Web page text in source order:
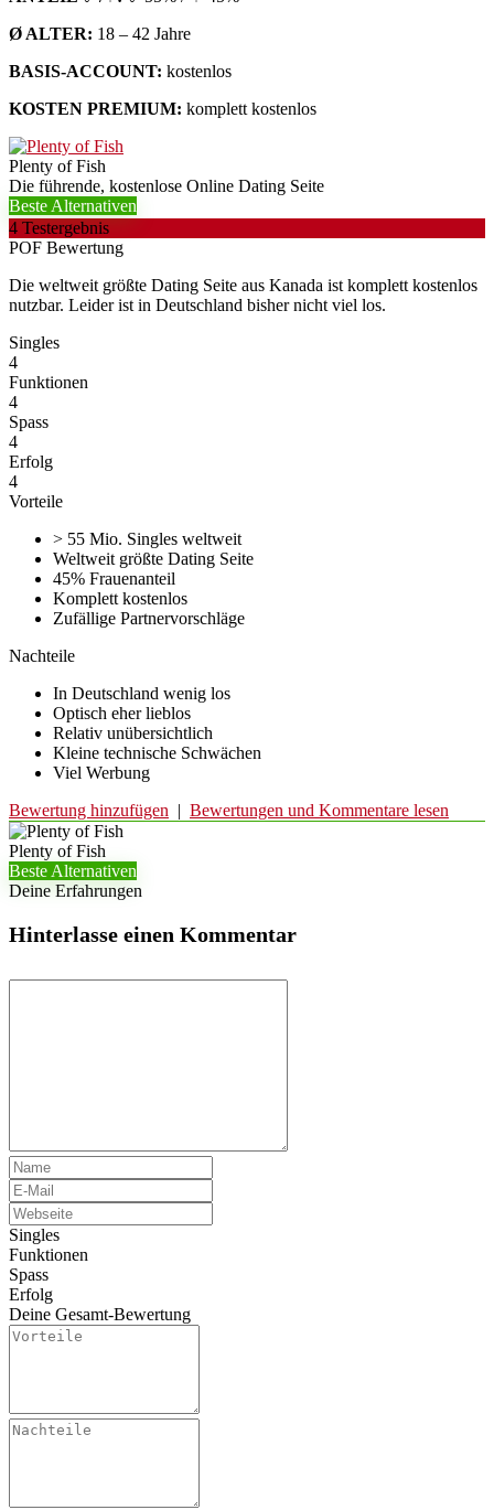
Ø ALTER: 18 – 42 Jahre
BASIS-ACCOUNT: kostenlos
KOSTEN PREMIUM: komplett kostenlos
Plenty of Fish
Die führende, kostenlose Online Dating Seite
Beste Alternativen
4 Testergebnis
POF Bewertung
Die weltweit größte Dating Seite aus Kanada ist komplett kostenlos
nutzbar. Leider ist in Deutschland bisher nicht viel los.
Singles
4
Funktionen
4
Spass
4
Erfolg
4
Vorteile
> 55 Mio. Singles weltweit
Weltweit größte Dating Seite
45% Frauenanteil
Komplett kostenlos
Zufällige Partnervorschläge
Nachteile
In Deutschland wenig los
Optisch eher lieblos
Relativ unübersichtlich
Kleine technische Schwächen
Viel Werbung
Bewertung hinzufügen | Bewertungen und Kommentare lesen
Plenty of Fish
Beste Alternativen
Deine Erfahrungen
Hinterlasse einen Kommentar
Singles
Funktionen
Spass
Erfolg
Deine Gesamt-Bewertung